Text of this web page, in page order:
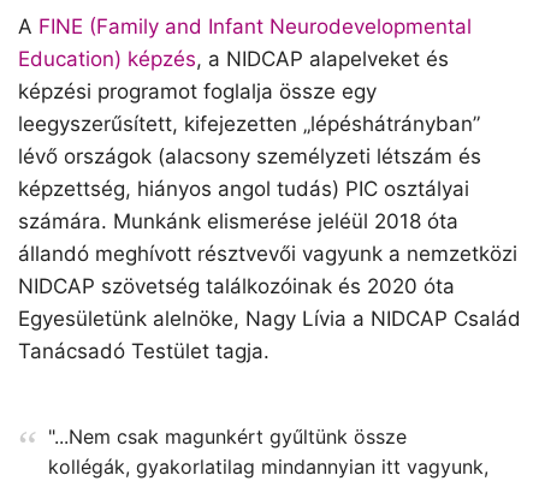
A FINE (Family and Infant Neurodevelopmental
Education) képzés, a NIDCAP alapelveket és
képzési programot foglalja össze egy
leegyszerűsített, kifejezetten „lépéshátrányban”
lévő országok (alacsony személyzeti létszám és
képzettség, hiányos angol tudás) PIC osztályai
számára. Munkánk elismerése jeléül 2018 óta
állandó meghívott résztvevői vagyunk a nemzetközi
NIDCAP szövetség találkozóinak és 2020 óta
Egyesületünk alelnöke, Nagy Lívia a NIDCAP Család
Tanácsadó Testület tagja.
"...Nem csak magunkért gyűltünk össze
kollégák, gyakorlatilag mindannyian itt vagyunk,